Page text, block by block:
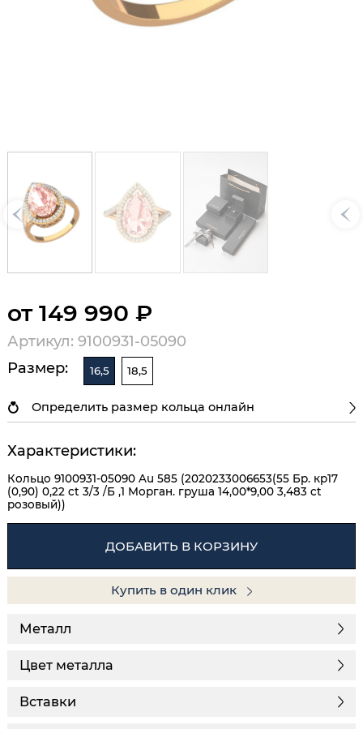
от 149 990 ₽
Артикул: 9100931-05090
Размер:
16,5 18,5
Определить размер кольца онлайн
Характеристики:
Кольцо 9100931-05090 Au 585 (2020233006653(55 Бр. кр17
(0,90) 0,22 ct 3/3 /Б ,1 Морган. груша 14,00*9,00 3,483 ct
розовый))
ДОБАВИТЬ В КОРЗИНУ
Купить в один клик
Металл
Цвет металла
Вставки